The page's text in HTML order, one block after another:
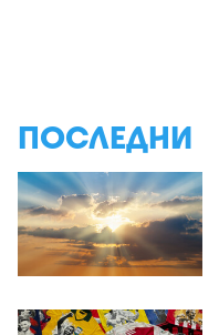
ПОСЛЕДНИ